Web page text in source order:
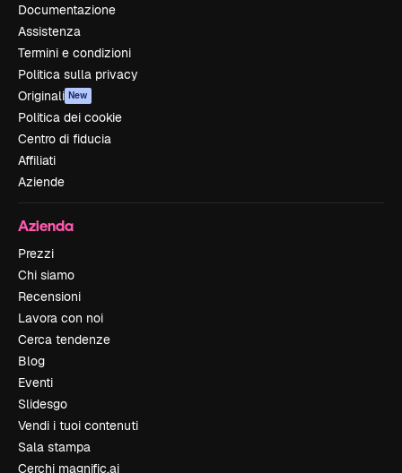
Documentazione
Assistenza
Termini e condizioni
Politica sulla privacy
Originali New
Politica dei cookie
Centro di fiducia
Affiliati
Aziende
Azienda
Prezzi
Chi siamo
Recensioni
Lavora con noi
Cerca tendenze
Blog
Eventi
Slidesgo
Vendi i tuoi contenuti
Sala stampa
Cerchi magnific.ai